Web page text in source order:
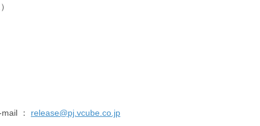
： release@pj.vcube.co.jp